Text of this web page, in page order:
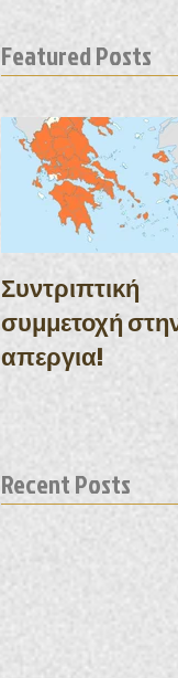
Featured Posts
Συντριπτική
συμμετοχή
απεργια!
Recent Posts